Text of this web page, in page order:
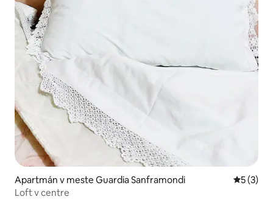
Apartmán v meste Guardia Sanframondi
5 (3)
Loft v centre